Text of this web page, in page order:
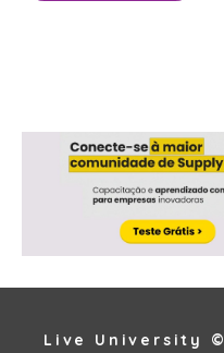
Live University ©